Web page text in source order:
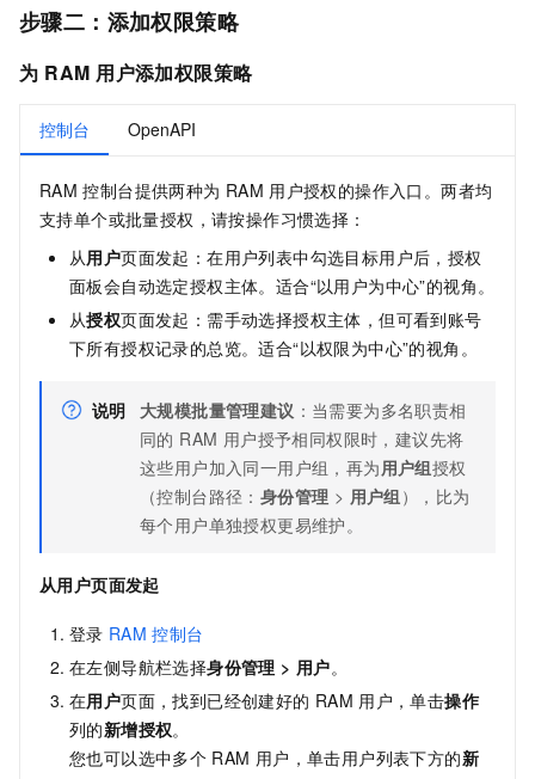
步骤二：添加权限策略
为 RAM 用户添加权限策略
控制台 OpenAPI
RAM 控制台提供两种为 RAM 用户授权的操作入口。两者均
支持单个或批量授权，请按操作习惯选择：
从用户页面发起：在用户列表中勾选目标用户后，授权
面板会自动选定授权主体。适合“以用户为中心”的视角。
从授权页面发起：需手动选择授权主体，但可看到账号
下所有授权记录的总览。适合“以权限为中心”的视角。
说明 大规模批量管理建议 ：当需要为多名职责相
同的 RAM 用户授予相同权限时，建议先将
这些用户加入同一用户组，再为用户组授权
（控制台路径： 身份管理 > 用户组），比为
每个用户单独授权更易维护。
从用户页面发起
登录 RAM 控制台
在左侧导航栏选择身份管理 > 用户。
在用户页面，找到已经创建好的 RAM 用户，单击操作
列的新增授权。
您也可以选中多个 RAM 用户，单击用户列表下方的新